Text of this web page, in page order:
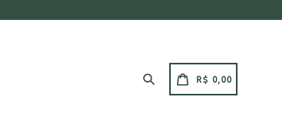
PesquisarCARRINHO
CARRINHO
R$ 0,00